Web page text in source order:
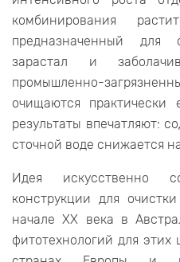
комбинирования
предназначенный для
зарастал и
промышленно-
очищаются практически
результаты впечатляют:
сточной воде снижается
Идея искусственно
конструкции для
начале XX века в
фитотехнологий для